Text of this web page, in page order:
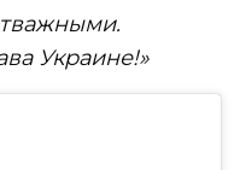
Украине!»